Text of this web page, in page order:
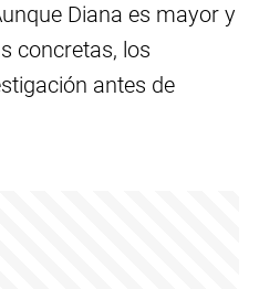
Diana es mayor y
concretas, los
antes de